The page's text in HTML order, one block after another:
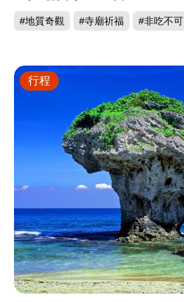
#地質奇觀 #寺廟祈福 #非吃不可
行程